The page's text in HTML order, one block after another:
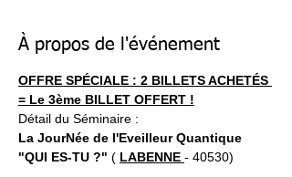
À propos de l'événement
OFFRE SPÉCIALE : 2 BILLETS ACHETÉS
= Le 3ème BILLET OFFERT !
Détail du Séminaire :
La JourNée de l'Eveilleur Quantique
"QUI ES-TU ?" ( LABENNE - 40530)